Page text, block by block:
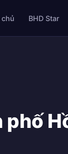
chủ BHD Star